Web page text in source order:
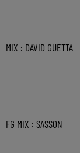
MIX : DAVID GUETTA
FG MIX : SASSON